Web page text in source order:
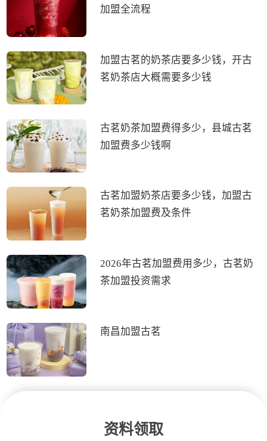
加盟全流程
加盟古茗的奶茶店要多少钱，开古
茗奶茶店大概需要多少钱
古茗奶茶加盟费得多少，县城古茗
加盟费多少钱啊
古茗加盟奶茶店要多少钱，加盟古
茗奶茶加盟费及条件
2026年古茗加盟费用多少，古茗奶
茶加盟投资需求
南昌加盟古茗
资料领取